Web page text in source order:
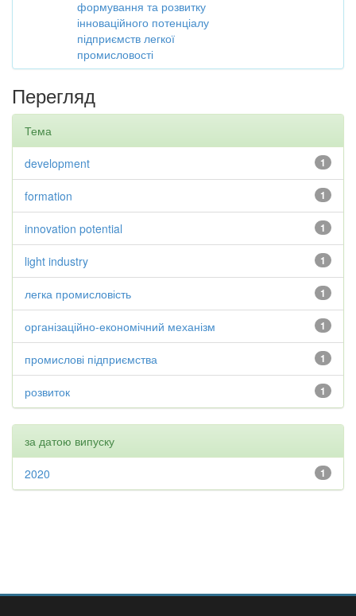
формування та розвитку
інноваційного потенціалу
підприємств легкої
промисловості
Перегляд
Тема
1
development
1
formation
1
innovation potential
1
light industry
1
легка промисловість
1
організаційно-економічний механізм
1
промислові підприємства
1
розвиток
за датою випуску
1
2020